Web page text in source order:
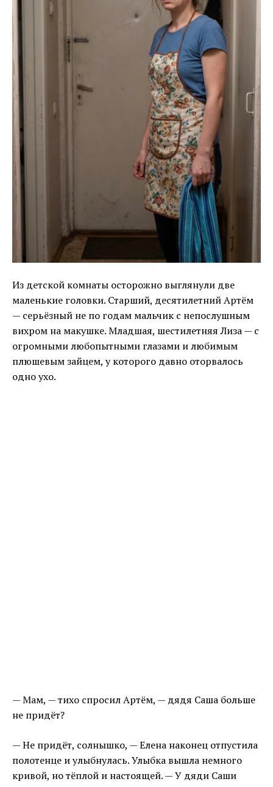
Из детской комнаты осторожно выглянули две
маленькие головки. Старший, десятилетний Артём
— серьёзный не по годам мальчик с непослушным
вихром на макушке. Младшая, шестилетняя Лиза — с
огромными любопытными глазами и любимым
плюшевым зайцем, у которого давно оторвалось
одно ухо.
— Мам, — тихо спросил Артём, — дядя Саша больше
не придёт?
— Не придёт, солнышко, — Елена наконец отпустила
полотенце и улыбнулась. Улыбка вышла немного
кривой, но тёплой и настоящей. — У дяди Саши